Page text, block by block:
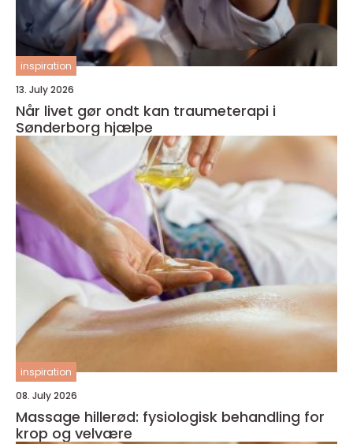
inspiration
13. July 2026
Når livet gør ondt kan traumeterapi i
Sønderborg hjælpe
inspiration
08. July 2026
Massage hillerød: fysiologisk behandling for
krop og velvære